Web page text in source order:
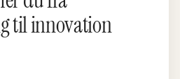
til innovation